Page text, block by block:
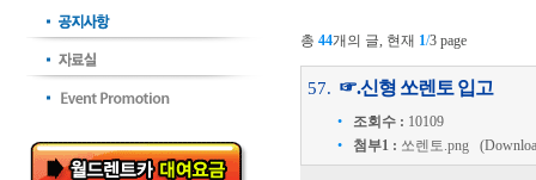
총 44개의 글, 현재 1/3 page
57. ☞.신형 쏘렌토 입고
• 조회수 : 10109
•
첨부1 : 쏘렌토.png